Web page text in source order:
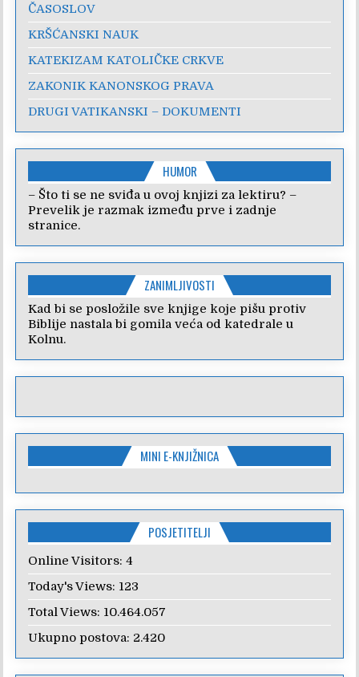
ČASOSLOV
KRŠĆANSKI NAUK
KATEKIZAM KATOLIČKE CRKVE
ZAKONIK KANONSKOG PRAVA
DRUGI VATIKANSKI – DOKUMENTI
HUMOR
– Što ti se ne sviđa u ovoj knjizi za lektiru? –
Prevelik je razmak između prve i zadnje
stranice.
ZANIMLJIVOSTI
Kad bi se posložile sve knjige koje pišu protiv
Biblije nastala bi gomila veća od katedrale u
Kolnu.
MINI E-KNJIŽNICA
POSJETITELJI
Online Visitors:4
Today's Views: 123
Total Views: 10.464.057
Ukupno postova: 2.420